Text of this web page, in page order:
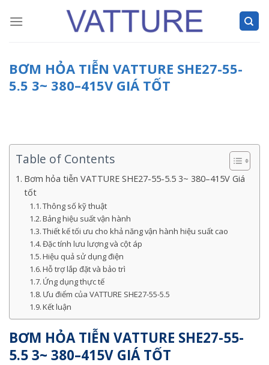
BƠM HỎA TIỄN VATTURE SHE27-55-
5.5 3~ 380–415V GIÁ TỐT
Table of Contents
Bơm hỏa tiễn VATTURE SHE27-55-5.5 3~ 380–415V Giá
tốt
Thông số kỹ thuật
Bảng hiệu suất vận hành
Thiết kế tối ưu cho khả năng vận hành hiệu suất cao
Đặc tính lưu lượng và cột áp
Hiệu quả sử dụng điện
Hỗ trợ lắp đặt và bảo trì
Ứng dụng thực tế
Ưu điểm của VATTURE SHE27-55-5.5
Kết luận
BƠM HỎA TIỄN VATTURE SHE27-55-
5.5 3~ 380–415V GIÁ TỐT